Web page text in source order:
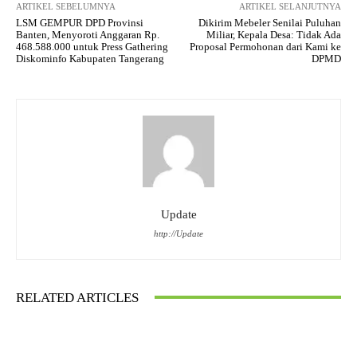
ARTIKEL SEBELUMNYA
LSM GEMPUR DPD Provinsi
Banten, Menyoroti Anggaran Rp.
468.588.000 untuk Press Gathering
Diskominfo Kabupaten Tangerang
ARTIKEL SELANJUTNYA
Dikirim Mebeler Senilai Puluhan
Miliar, Kepala Desa: Tidak Ada
Proposal Permohonan dari Kami ke
DPMD
Update
http://Update
RELATED ARTICLES